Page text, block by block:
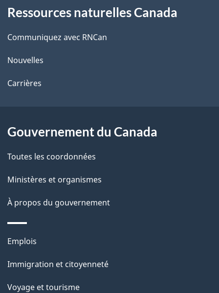
i
o
n
propos
de
ce
site
Ressources naturelles Canada
Communiquez avec RNCan
Nouvelles
Carrières
Gouvernement du Canada
Toutes les coordonnées
Ministères et organismes
À propos du gouvernement
Thèmes
sujets
Emplois
Immigration et citoyenneté
Voyage et tourisme